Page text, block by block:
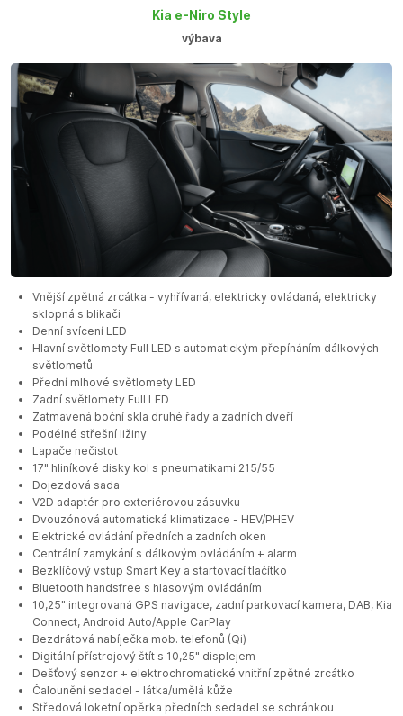
Kia e-Niro Style
výbava
Vnější zpětná zrcátka - vyhřívaná, elektricky ovládaná, elektricky
sklopná s blikači
Denní svícení LED
Hlavní světlomety Full LED s automatickým přepínáním dálkových
světlometů
Přední mlhové světlomety LED
Zadní světlomety Full LED
Zatmavená boční skla druhé řady a zadních dveří
Podélné střešní ližiny
Lapače nečistot
17" hliníkové disky kol s pneumatikami 215/55
Dojezdová sada
V2D adaptér pro exteriérovou zásuvku
Dvouzónová automatická klimatizace - HEV/PHEV
Elektrické ovládání předních a zadních oken
Centrální zamykání s dálkovým ovládáním + alarm
Bezklíčový vstup Smart Key a startovací tlačítko
Bluetooth handsfree s hlasovým ovládáním
10,25" integrovaná GPS navigace, zadní parkovací kamera, DAB, Kia
Connect, Android Auto/Apple CarPlay
Bezdrátová nabíječka mob. telefonů (Qi)
Digitální přístrojový štít s 10,25" displejem
Dešťový senzor + elektrochromatické vnitřní zpětné zrcátko
Čalounění sedadel - látka/umělá kůže
Středová loketní opěrka předních sedadel se schránkou